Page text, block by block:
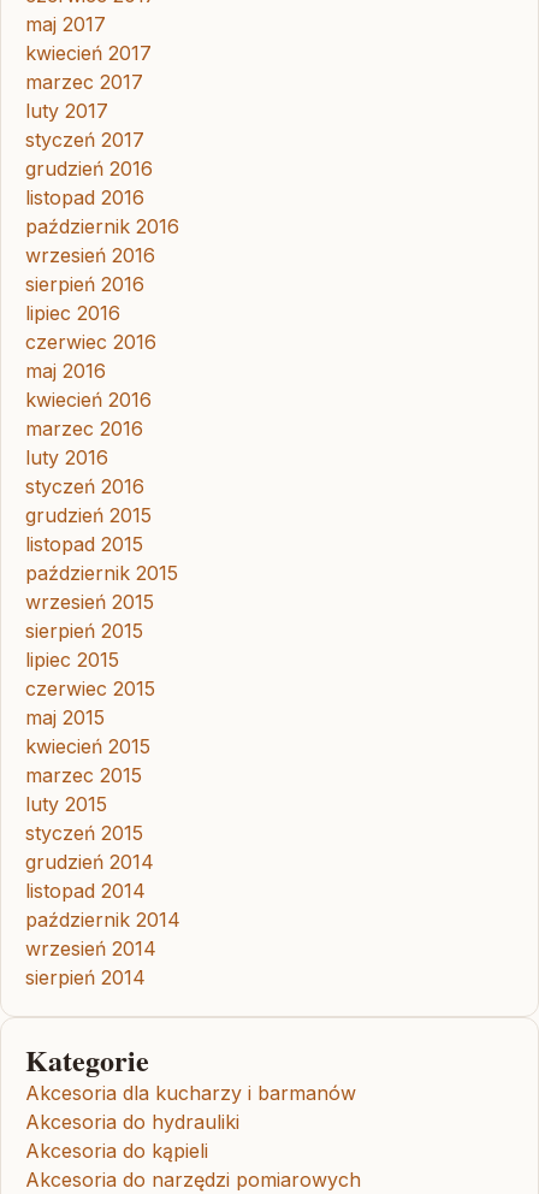
maj 2017
kwiecień 2017
marzec 2017
luty 2017
styczeń 2017
grudzień 2016
listopad 2016
październik 2016
wrzesień 2016
sierpień 2016
lipiec 2016
czerwiec 2016
maj 2016
kwiecień 2016
marzec 2016
luty 2016
styczeń 2016
grudzień 2015
listopad 2015
październik 2015
wrzesień 2015
sierpień 2015
lipiec 2015
czerwiec 2015
maj 2015
kwiecień 2015
marzec 2015
luty 2015
styczeń 2015
grudzień 2014
listopad 2014
październik 2014
wrzesień 2014
sierpień 2014
Kategorie
Akcesoria dla kucharzy i barmanów
Akcesoria do hydrauliki
Akcesoria do kąpieli
Akcesoria do narzędzi pomiarowych